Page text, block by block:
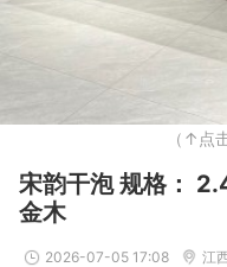
（↑点
宋韵干泡 规格：
金木
2026-07-05 17:08 江